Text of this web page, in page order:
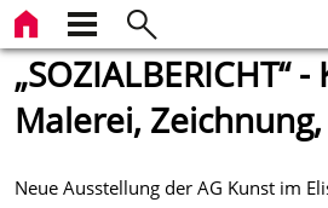
„SOZIALBERICHT“
Malerei,
Neue Ausstellung der AG Kunst im